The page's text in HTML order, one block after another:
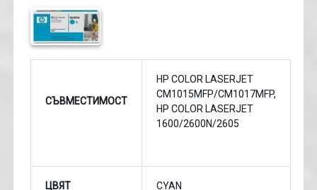
СЪВМЕСТИМОСТ
HP COLOR LASERJET
CM1015MFP/CM1017MFP,
HP COLOR LASERJET
1600/2600N/2605
ЦВЯТ CYAN